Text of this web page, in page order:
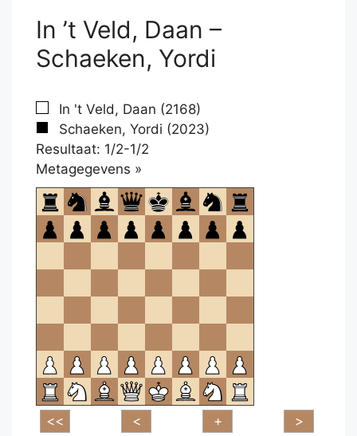
In ’t Veld, Daan –
Schaeken, Yordi
In 't Veld, Daan (2168)
Schaeken, Yordi (2023)
Resultaat: 1/2-1/2
Metagegevens »
om
te
openen.